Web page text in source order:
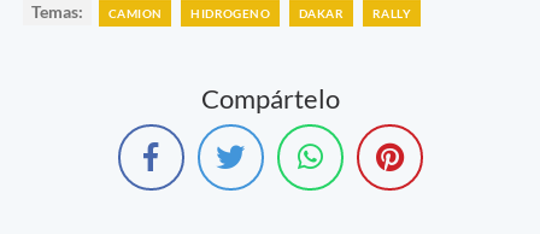
Temas: CAMION HIDROGENO DAKAR RALLY
Compártelo